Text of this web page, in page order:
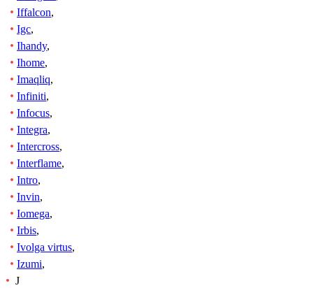
Iffalcon,
Igc,
Ihandy,
Ihome,
Imaqliq,
Infiniti,
Infocus,
Integra,
Intercross,
Interflame,
Intro,
Invin,
Iomega,
Irbis,
Ivolga virtus,
Izumi,
J